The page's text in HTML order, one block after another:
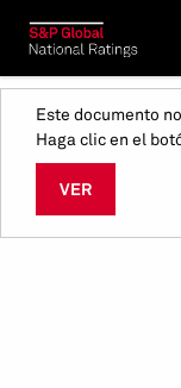
Este documento
Haga clic en el
VER